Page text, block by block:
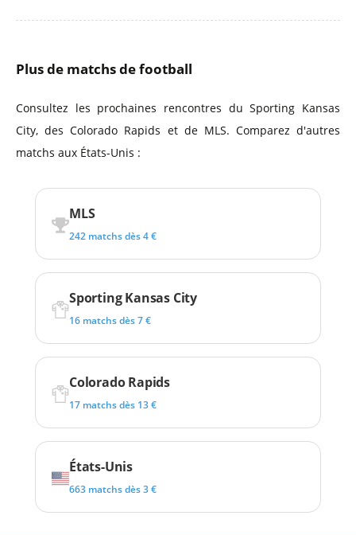
Plus de matchs de football
Consultez les prochaines rencontres du Sporting Kansas
City, des Colorado Rapids et de MLS. Comparez d'autres
matchs aux États-Unis :
MLS
242 matchs dès 4 €
Sporting Kansas City
16 matchs dès 7 €
Colorado Rapids
17 matchs dès 13 €
États-Unis
663 matchs dès 3 €